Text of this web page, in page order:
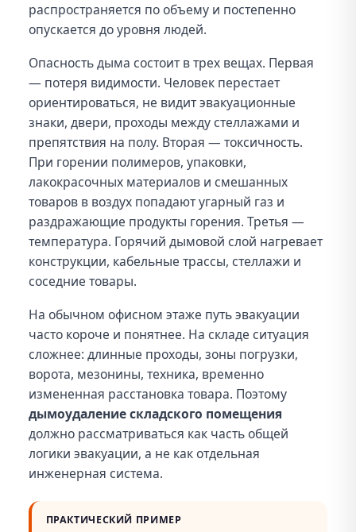
распространяется по объему и постепенно
опускается до уровня людей.
Опасность дыма состоит в трех вещах. Первая
— потеря видимости. Человек перестает
ориентироваться, не видит эвакуационные
знаки, двери, проходы между стеллажами и
препятствия на полу. Вторая — токсичность.
При горении полимеров, упаковки,
лакокрасочных материалов и смешанных
товаров в воздух попадают угарный газ и
раздражающие продукты горения. Третья —
температура. Горячий дымовой слой нагревает
конструкции, кабельные трассы, стеллажи и
соседние товары.
На обычном офисном этаже путь эвакуации
часто короче и понятнее. На складе ситуация
сложнее: длинные проходы, зоны погрузки,
ворота, мезонины, техника, временно
измененная расстановка товара. Поэтому
дымоудаление складского помещения
должно рассматриваться как часть общей
логики эвакуации, а не как отдельная
инженерная система.
ПРАКТИЧЕСКИЙ ПРИМЕР